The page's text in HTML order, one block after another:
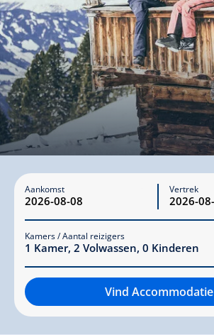
Aankomst Vertrek
Kamers / Aantal reizigers
1 Kamer, 2 Volwassen, 0 Kinderen
Vind Accommodatie